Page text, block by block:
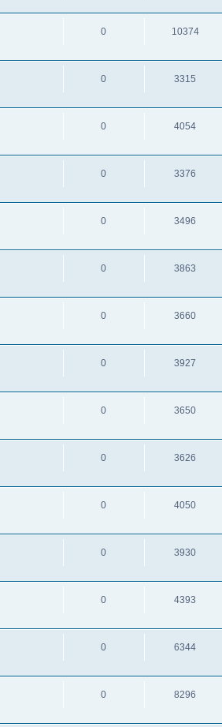
0 10374
0 3315
0 4054
0 3376
0 3496
0 3863
0 3660
0 3927
0 3650
0 3626
0 4050
0 3930
0 4393
0 6344
0 8296